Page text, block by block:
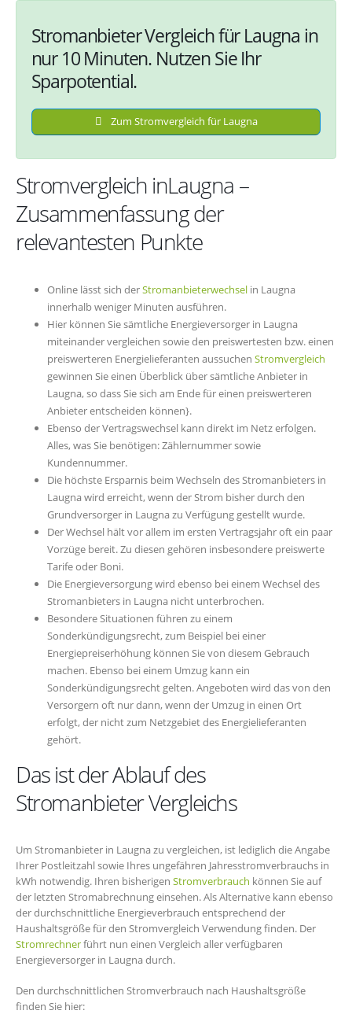
Stromanbieter Vergleich für Laugna in
nur 10 Minuten. Nutzen Sie Ihr
Sparpotential.
Zum Stromvergleich für Laugna
Stromvergleich inLaugna –
Zusammenfassung der
relevantesten Punkte
Online lässt sich derStromanbieterwechsel in Laugna
innerhalb weniger Minuten ausführen.
Hier können Sie sämtliche Energieversorger in Laugna
miteinander vergleichen sowie den preiswertesten bzw. einen
preiswerteren Energielieferanten aussuchen Stromvergleich
gewinnen Sie einen Überblick über sämtliche Anbieter in
Laugna, so dass Sie sich am Ende für einen preiswerteren
Anbieter entscheiden können}.
Ebenso der Vertragswechsel kann direkt im Netz erfolgen.
Alles, was Sie benötigen: Zählernummer sowie
Kundennummer.
Die höchste Ersparnis beim Wechseln des Stromanbieters in
Laugna wird erreicht, wenn der Strom bisher durch den
Grundversorger in Laugna zu Verfügung gestellt wurde.
Der Wechsel hält vor allem im ersten Vertragsjahr oft ein paar
Vorzüge bereit. Zu diesen gehören insbesondere preiswerte
Tarife oder Boni.
Die Energieversorgung wird ebenso bei einem Wechsel des
Stromanbieters in Laugna nicht unterbrochen.
Besondere Situationen führen zu einem
Sonderkündigungsrecht, zum Beispiel bei einer
Energiepreiserhöhung können Sie von diesem Gebrauch
machen. Ebenso bei einem Umzug kann ein
Sonderkündigungsrecht gelten. Angeboten wird das von den
Versorgern oft nur dann, wenn der Umzug in einen Ort
erfolgt, der nicht zum Netzgebiet des Energielieferanten
gehört.
Das ist der Ablauf des
Stromanbieter Vergleichs
Um Stromanbieter in Laugna zu vergleichen, ist lediglich die Angabe
Ihrer Postleitzahl sowie Ihres ungefähren Jahresstromverbrauchs in
kWh notwendig. Ihren bisherigen Stromverbrauch können Sie auf
der letzten Stromabrechnung einsehen. Als Alternative kann ebenso
der durchschnittliche Energieverbrauch entsprechend der
Haushaltsgröße für den Stromvergleich Verwendung finden. Der
Stromrechnerführt nun einen Vergleich aller verfügbaren
Energieversorger in Laugna durch.
Den durchschnittlichen Stromverbrauch nach Haushaltsgröße
finden Sie hier: